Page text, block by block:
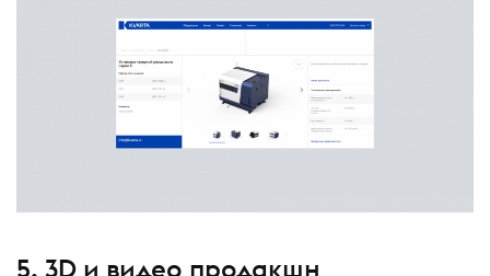
5. 3D и видео продакшн